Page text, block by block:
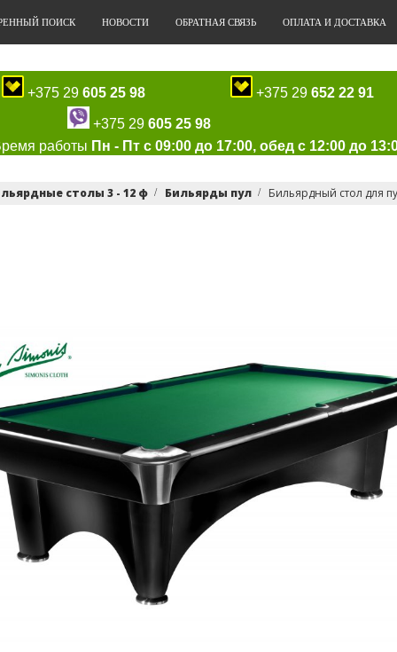
ПОИСК НОВОСТИ ОБРАТНАЯ СВЯЗЬ ОПЛАТА И ДОСТАВКА
+375 29 605 25 98 +375 29 652 22 91
+375 29 605 25 98
работы Пн - Пт с 09:00 до 17:00, обед с 12:00 до
столы 3 - 12 ф Бильярды пул Бильярдный стол для